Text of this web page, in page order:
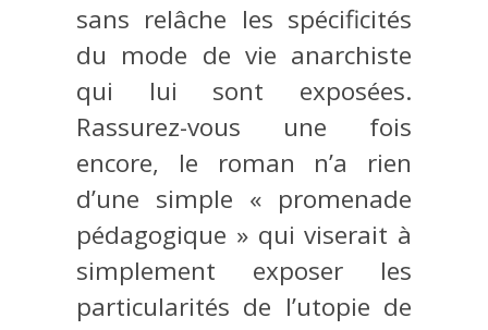
sans relâche les spécificités
du mode de vie anarchiste
qui lui sont exposées.
Rassurez-vous une fois
encore, le roman n’a rien
d’une simple « promenade
pédagogique » qui viserait à
simplement exposer les
particularités de l’utopie de